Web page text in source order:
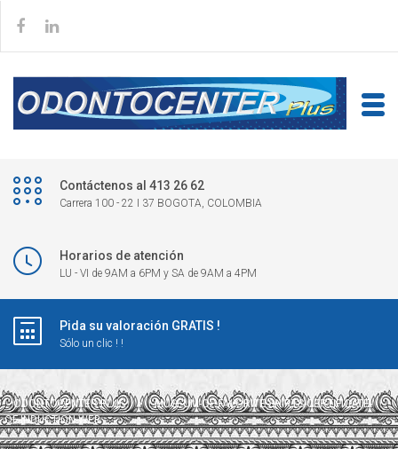
Contáctenos al 413 26 62
Carrera 100 - 22 I 37 BOGOTA, COLOMBIA
Horarios de atención
LU - VI de 9AM a 6PM y SA de 9AM a 4PM
Pida su valoración GRATIS !
Sólo un clic ! !
ODONTOCENTER PLUS >
MUSEUM-OF-FAVORITE-SHIRTS-CERTIFICATE-
OF-INDUCTION-WEB